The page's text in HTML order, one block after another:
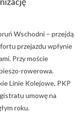
Wschodni – przejdą
przejazdu wpłynie
Przy moście
rowerowa.
Linie Kolejowe, PKP
umowę na
roku.